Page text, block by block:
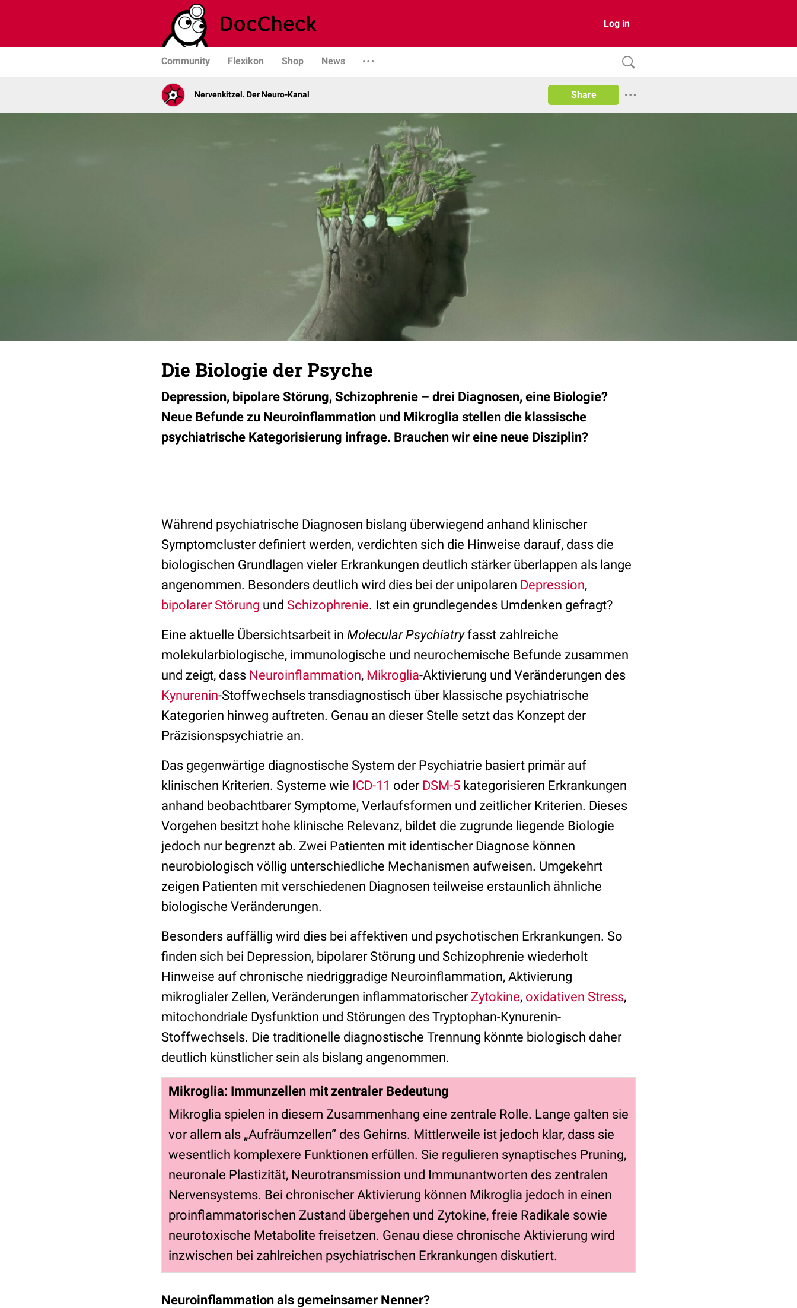
Log in
Community Flexikon Shop News
Nervenkitzel. Der Neuro-Kanal Share
Die Biologie der Psyche
Depression, bipolare Störung, Schizophrenie – drei Diagnosen, eine Biologie?
Neue Befunde zu Neuroinflammation und Mikroglia stellen die klassische
psychiatrische Kategorisierung infrage. Brauchen wir eine neue Disziplin?
Während psychiatrische Diagnosen bislang überwiegend anhand klinischer
Symptomcluster definiert werden, verdichten sich die Hinweise darauf, dass die
biologischen Grundlagen vieler Erkrankungen deutlich stärker überlappen als lange
angenommen. Besonders deutlich wird dies bei der unipolaren Depression,
bipolarer Störung und Schizophrenie. Ist ein grundlegendes Umdenken gefragt?
Eine aktuelle Übersichtsarbeit in Molecular Psychiatryfasst zahlreiche
molekularbiologische, immunologische und neurochemische Befunde zusammen
und zeigt, dass Neuroinflammation, Mikroglia-Aktivierung und Veränderungen des
Kynurenin-Stoffwechsels transdiagnostisch über klassische psychiatrische
Kategorien hinweg auftreten. Genau an dieser Stelle setzt das Konzept der
Präzisionspsychiatrie an.
Das gegenwärtige diagnostische System der Psychiatrie basiert primär auf
klinischen Kriterien. Systeme wie ICD-11 oder DSM-5 kategorisieren Erkrankungen
anhand beobachtbarer Symptome, Verlaufsformen und zeitlicher Kriterien. Dieses
Vorgehen besitzt hohe klinische Relevanz, bildet die zugrunde liegende Biologie
jedoch nur begrenzt ab. Zwei Patienten mit identischer Diagnose können
neurobiologisch völlig unterschiedliche Mechanismen aufweisen. Umgekehrt
zeigen Patienten mit verschiedenen Diagnosen teilweise erstaunlich ähnliche
biologische Veränderungen.
Besonders auffällig wird dies bei affektiven und psychotischen Erkrankungen. So
finden sich bei Depression, bipolarer Störung und Schizophrenie wiederholt
Hinweise auf chronische niedriggradige Neuroinflammation, Aktivierung
mikroglialer Zellen, Veränderungen inflammatorischer Zytokine, oxidativen Stress,
mitochondriale Dysfunktion und Störungen des Tryptophan-Kynurenin-
Stoffwechsels. Die traditionelle diagnostische Trennung könnte biologisch daher
deutlich künstlicher sein als bislang angenommen.
Mikroglia: Immunzellen mit zentraler Bedeutung
Mikroglia spielen in diesem Zusammenhang eine zentrale Rolle. Lange galten sie
vor allem als „Aufräumzellen“ des Gehirns. Mittlerweile ist jedoch klar, dass sie
wesentlich komplexere Funktionen erfüllen. Sie regulieren synaptisches Pruning,
neuronale Plastizität, Neurotransmission und Immunantworten des zentralen
Nervensystems. Bei chronischer Aktivierung können Mikroglia jedoch in einen
proinflammatorischen Zustand übergehen und Zytokine, freie Radikale sowie
neurotoxische Metabolite freisetzen. Genau diese chronische Aktivierung wird
inzwischen bei zahlreichen psychiatrischen Erkrankungen diskutiert.
Neuroinflammation als gemeinsamer Nenner?